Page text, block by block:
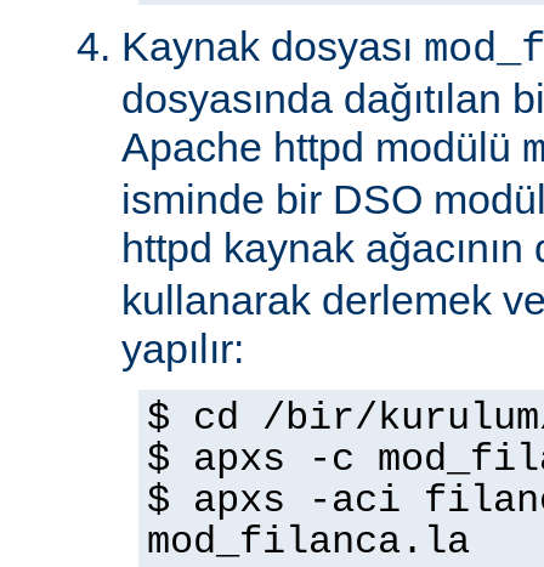
Kaynak dosyası
dosyasında dağıtılan
Apache httpd modülü
isminde bir DSO
httpd kaynak ağacının
kullanarak derlemek
yapılır:
$ cd /bir/
$ apxs -c
$ apxs -aci
mod_filanca.la